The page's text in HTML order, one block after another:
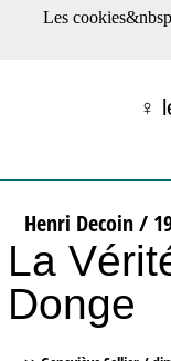
Films récents
Tribunes
Bloc-notes
Archives
Actu : "La Nouvelle
S’abonner à la
♀
Henri Decoin /
La
Donge
Les